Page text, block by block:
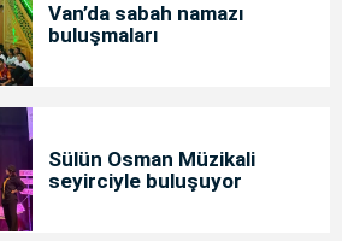
Van’da sabah namazı
buluşmaları
Sülün Osman Müzikali
seyirciyle buluşuyor